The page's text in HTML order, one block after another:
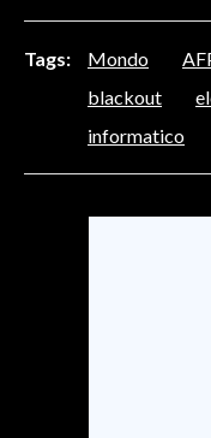
MOTORI
TENNIS
ALTRI SPORT
CULTURA
Tags: Mondo
blackout
informatico